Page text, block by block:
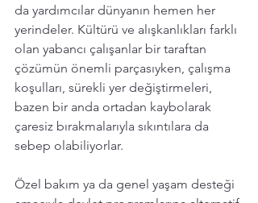
da yardımcılar dünyanın hemen her
yerindeler. Kültürü ve alışkanlıkları farklı
olan yabancı çalışanlar bir taraftan
çözümün önemli parçasıyken, çalışma
koşulları, sürekli yer değiştirmeleri,
bazen bir anda ortadan kaybolarak
çaresiz bırakmalarıyla sıkıntılara da
sebep olabiliyorlar.
Özel bakım ya da genel yaşam desteği